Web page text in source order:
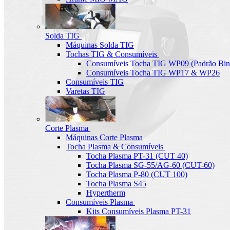
Solda TIG
Máquinas Solda TIG
Tochas TIG & Consumíveis
Consumíveis Tocha TIG WP09 (Padrão
Consumíveis Tocha TIG WP17 & WP26
Consumíveis TIG
Varetas TIG
Corte Plasma
Máquinas Corte Plasma
Tocha Plasma & Consumíveis
Tocha Plasma PT-31 (CUT 40)
Tocha Plasma SG-55/AG-60 (CUT-60)
Tocha Plasma P-80 (CUT 100)
Tocha Plasma S45
Hypertherm
Consumíveis Plasma
Kits Consumíveis Plasma PT-31